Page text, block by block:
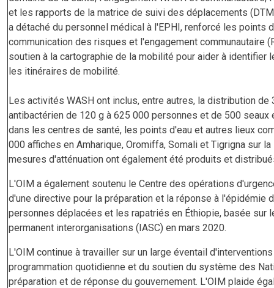
et les rapports de la matrice de suivi des déplacements
a détaché du personnel médical à l'EPHI, renforcé les points
communication des risques et l'engagement communautaire
soutien à la cartographie de la mobilité pour aider à
les itinéraires de mobilité.
Les activités WASH ont inclus, entre autres, la distribution
antibactérien de 120 g à 625 000 personnes et de 500
dans les centres de santé, les points d'eau et autres lieux
000 affiches en Amharique, Oromiffa, Somali et Tigrigna sur
mesures d'atténuation ont également été produits et
L'OIM a également soutenu le Centre des opérations
d'une directive pour la préparation et la réponse à l'épidémie
personnes déplacées et les rapatriés en Éthiopie, basée sur
permanent interorganisations (IASC) en mars 2020.
L'OIM continue à travailler sur un large éventail
programmation quotidienne et du soutien du système des
préparation et de réponse du gouvernement. L'OIM plaide